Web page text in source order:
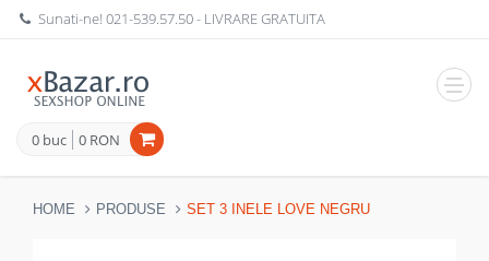
Sunati-ne!021-539.57.50- LIVRARE GRATUITA
0 buc 0 RON
HOME PRODUSE SET 3 INELE LOVE NEGRU